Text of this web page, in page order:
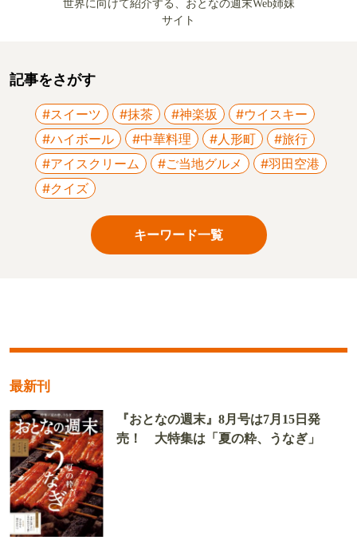
世界に向けて紹介する、おとなの週末Web姉妹
サイト
記事をさがす
#スイーツ #抹茶 #神楽坂
#ウイスキー
#ハイボール
#中華料理 #人形町
#旅行
#アイスクリーム
#ご当地グルメ
#羽田空港
#クイズ
キーワード一覧
最新刊
『おとなの週末』8月号は7月15日発
売！ 大特集は「夏の粋、うなぎ」